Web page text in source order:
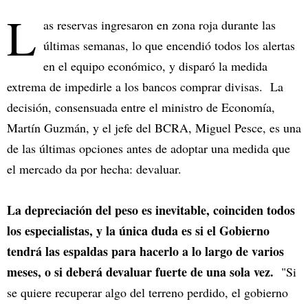
L as reservas ingresaron en zona roja durante las
últimas semanas, lo que encendió todos los alertas
en el equipo económico, y disparó la medida
extrema de impedirle a los bancos comprar divisas. La
decisión, consensuada entre el ministro de Economía,
Martín Guzmán, y el jefe del BCRA, Miguel Pesce, es una
de las últimas opciones antes de adoptar una medida que
el mercado da por hecha: devaluar.
La depreciación del peso es inevitable, coinciden todos
los especialistas, y la única duda es si el Gobierno
tendrá las espaldas para hacerlo a lo largo de varios
meses, o si deberá devaluar fuerte de una sola vez. "Si
se quiere recuperar algo del terreno perdido, el gobierno